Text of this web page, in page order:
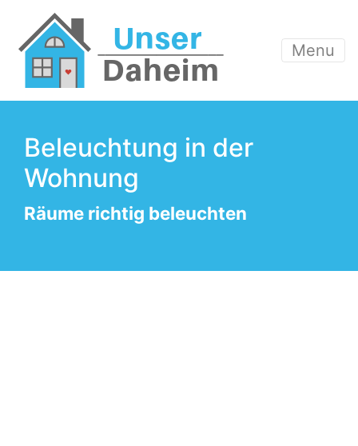
Menu
Beleuchtung in der
Wohnung
Räume richtig beleuchten